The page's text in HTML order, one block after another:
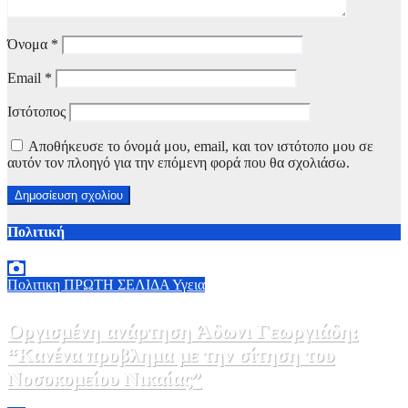
Όνομα *
Email *
Ιστότοπος
Αποθήκευσε το όνομά μου, email, και τον ιστότοπο μου σε
αυτόν τον πλοηγό για την επόμενη φορά που θα σχολιάσω.
Πολιτική
Πολιτικη ΠΡΩΤΗ ΣΕΛΙΔΑ Υγεια
Οργισμένη ανάρτηση Άδωνι Γεωργιάδη:
“Κανένα προβλημα με την σίτηση του
Νοσοκομείου Νικαίας”